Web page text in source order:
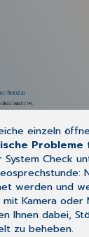
einzeln
System Check
werden und
Kamera oder
Ihnen dabei,
zu beheben.